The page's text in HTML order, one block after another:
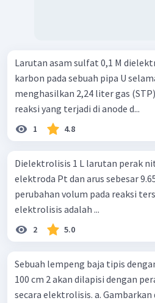
Larutan asam sulfat 0,1 M
karbon pada sebuah pipa U
menghasilkan 2,24 liter gas (STP) pada
reaksi yang terjadi di anode d...
1 4.8
Dielektrolisis 1 L larutan perak
elektroda Pt dan arus sebesar
perubahan volum pada reaksi
elektrolisis adalah ...
2 5.0
Sebuah lempeng baja tipis
100 cm 2 akan dilapisi dengan
secara elektrolisis. a. Gambarkan diagram sel yang